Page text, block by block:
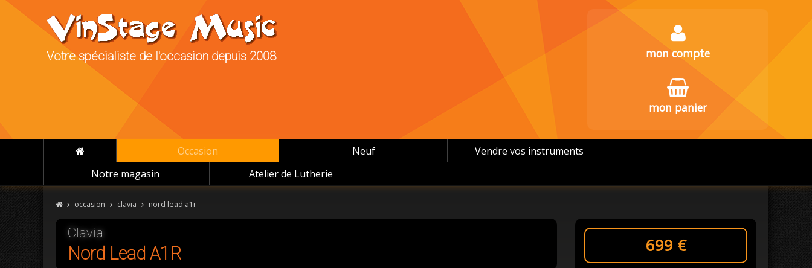
Votre spécialiste de l'occasion depuis 2008 mon compte
mon panier
Occasion Neuf
Vendre vos instruments
Notre magasin
Atelier de Lutherie
occasion clavia nord lead a1r
Clavia
Nord Lead A1R 699 €